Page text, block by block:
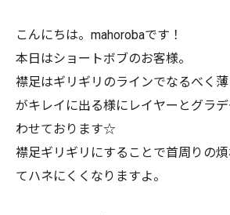
こんにちは。mahorobaです！
本日はショートボブのお客様。
襟足はギリギリのラインでなるべく
がキレイに出る様にレイヤーとグラ
わせております☆
襟足ギリギリにすることで首周りの
てハネにくくなりますよ。